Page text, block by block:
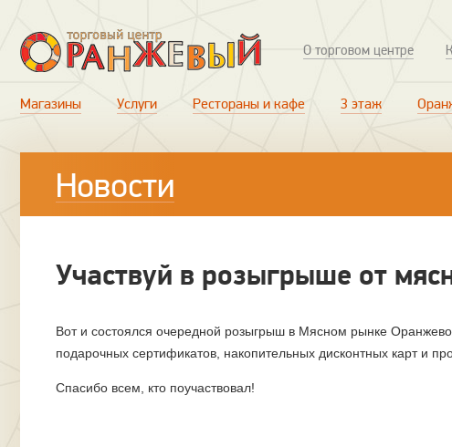
О торговом центре
Магазины Услуги Рестораны и кафе 3 этаж
Новости
Участвуй в розыгрыше от
Вот и состоялся очередной розыгрыш в Мясном рынке
подарочных сертификатов, накопительных дисконтных карт и
Спасибо всем, кто поучаствовал!